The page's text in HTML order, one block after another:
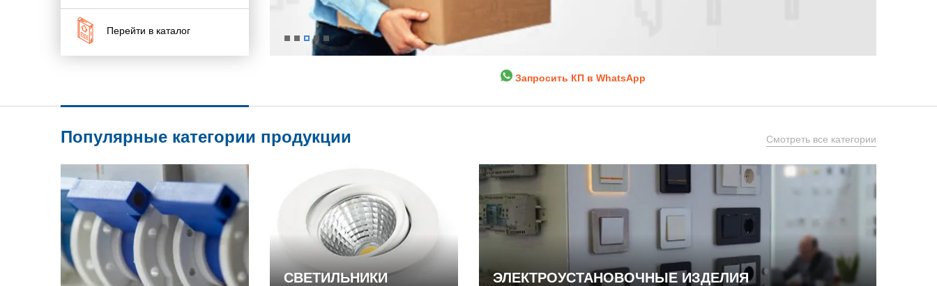
Перейти в каталог
Запросить КП в WhatsApp
Популярные категории продукции Смотреть все категории
СВЕТИЛЬНИКИ ЭЛЕКТРОУСТАНОВОЧНЫЕ ИЗДЕЛИЯ